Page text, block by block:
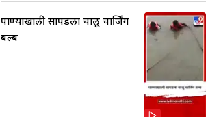
पाण्याखाली सापडला चालू चार्जिंग
बल्ब